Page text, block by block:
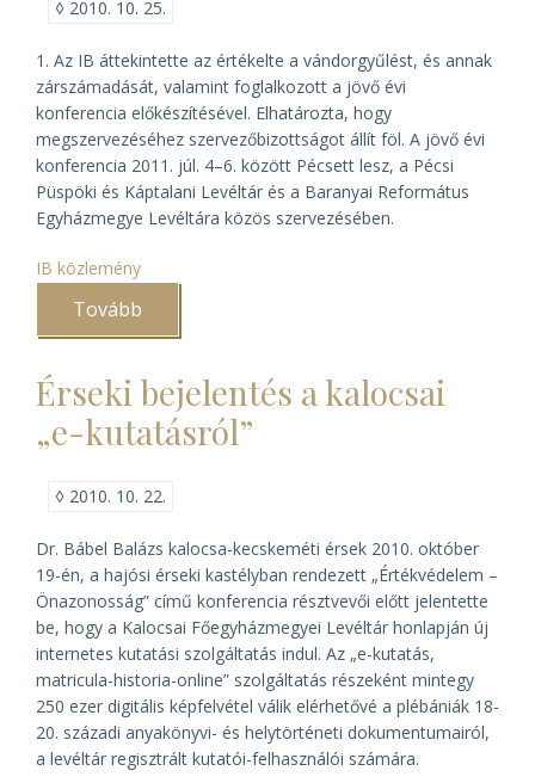
◊ 2010. 10. 25.
1. Az IB áttekintette az értékelte a vándorgyűlést, és annak
zárszámadását, valamint foglalkozott a jövő évi
konferencia előkészítésével. Elhatározta, hogy
megszervezéséhez szervezőbizottságot állít föl. A jövő évi
konferencia 2011. júl. 4–6. között Pécsett lesz, a Pécsi
Püspöki és Káptalani Levéltár és a Baranyai Református
Egyházmegye Levéltára közös szervezésében.
IB közlemény
Tovább
IB
okt.
14-
i
üléséről)
Érseki bejelentés a kalocsai
„e-kutatásról”
◊ 2010. 10. 22.
Dr. Bábel Balázs kalocsa-kecskeméti érsek 2010. október
19-én, a hajósi érseki kastélyban rendezett „Értékvédelem –
Önazonosság” című konferencia résztvevői előtt jelentette
be, hogy a Kalocsai Főegyházmegyei Levéltár honlapján új
internetes kutatási szolgáltatás indul. Az „e-kutatás,
matricula-historia-online” szolgáltatás részeként mintegy
250 ezer digitális képfelvétel válik elérhetővé a plébániák 18-
20. századi anyakönyvi- és helytörténeti dokumentumairól,
a levéltár regisztrált kutatói-felhasználói számára.